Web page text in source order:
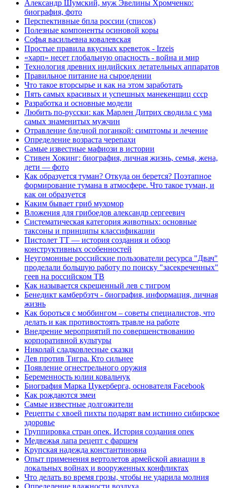
Александр Шумский, муж Эвелины Хромченко:
биография, фото
Перспективные бпла россии (список)
Полезные компоненты осиновой коры
Софья васильевна ковалевская
Простые правила вкусных креветок - Irzeis
«харп» несет глобальную опасность - война и мир
Технология древних индийских летательных аппаратов
Правильное питание на сыроедении
Что такое вторсырье и как на этом заработать
Пять самых красивых и успешных манекенщиц ссср
Разработка и основные модели
Любить по-русски: как Марлен Дитрих сводила с ума
самых знаменитых мужчин
Отравление бледной поганкой: симптомы и лечение
Определение возраста черепахи
Самые известные мафиози в истории
Стивен Хокинг: биография, личная жизнь, семья, жена,
дети — фото
Как образуется туман? Откуда он берется? Поэтапное
формирование тумана в атмосфере. Что такое туман, и
как он образуется
Каким бывает гриб мухомор
Вложения для грибоедов александр сергеевич
Систематическая категория животных: основные
таксоны и принципы классификации
Пистолет ТТ — история создания и обзор
конструктивных особенностей
Неугомонные российские пользователи ресурса "Двач"
проделали большую работу по поиску "засекреченных"
геев на российском ТВ
Как называется скрещенный лев с тигром
Бенедикт камбербэтч - биография, информация, личная
жизнь
Как бороться с моббингом – советы специалистов, что
делать и как противостоять травле на работе
Внедрение мероприятий по совершенствованию
корпоративной культуры
Николай сладковлесные сказки
Лев против Тигра. Кто сильнее
Появление огнестрельного оружия
Беременность юлии ковальчук
Биография Марка Цукерберга, основателя Facebook
Как рождаются змеи
Самые известные долгожители
Рецепты с хвоей пихты подарят вам истинно сибирское
здоровье
Группировка стран опек. История создания опек
Медвежья лапа рецепт с фаршем
Крупская надежда константиновна
Опыт применения вертолетов армейской авиации в
локальных войнах и вооруженных конфликтах
Что делать во время грозы, чтобы не ударила молния
Определение влажности воздуха